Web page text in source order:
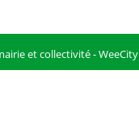
et collectivité - WeeCity